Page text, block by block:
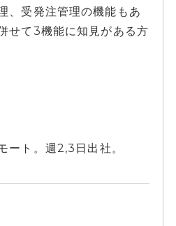
、受発注管理の機能もあ
せて3機能に知見がある方
ト。週2,3日出社。